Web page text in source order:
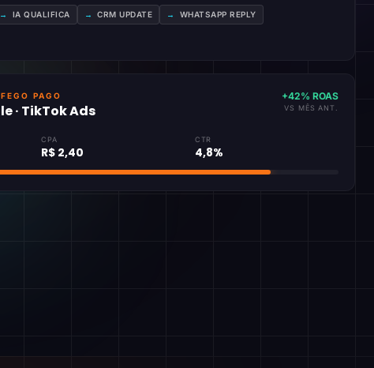
→ IA QUALIFICA → CRM UPDATE → WHATSAPP REPLY
PAGO
· TikTok Ads
+42% ROAS
VS MÊS ANT.
CPA
R$ 2,40
CTR
4,8%